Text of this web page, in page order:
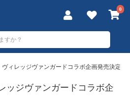
0
ヴィレッジヴァンガードコラボ企画発売決定！
ッジヴァンガードコラボ企